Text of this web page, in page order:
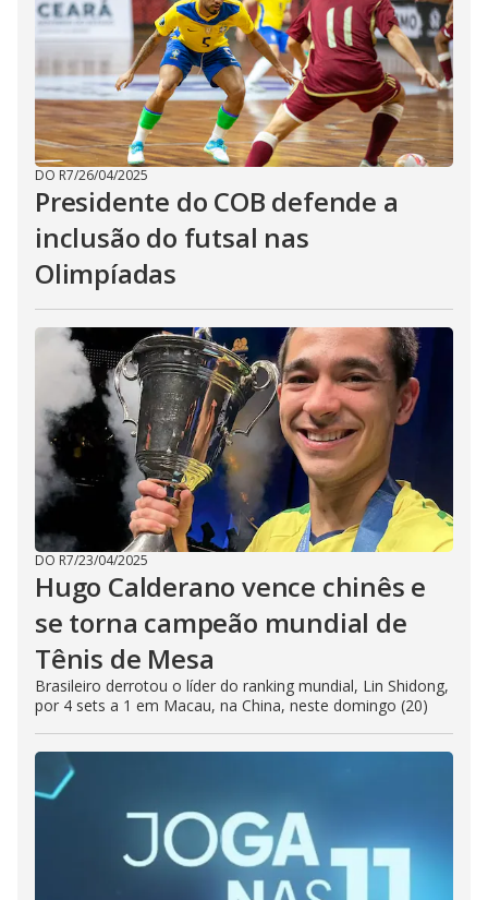
DO R7/26/04/2025
Presidente do COB defende a
inclusão do futsal nas
Olimpíadas
DO R7/23/04/2025
Hugo Calderano vence chinês e
se torna campeão mundial de
Tênis de Mesa
Brasileiro derrotou o líder do ranking mundial, Lin Shidong,
por 4 sets a 1 em Macau, na China, neste domingo (20)